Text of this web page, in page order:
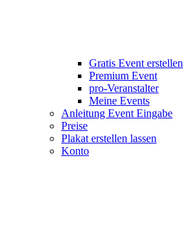
Gratis Event erstellen
Premium Event
pro-Veranstalter
Meine Events
Anleitung Event Eingabe
Preise
Plakat erstellen lassen
Konto